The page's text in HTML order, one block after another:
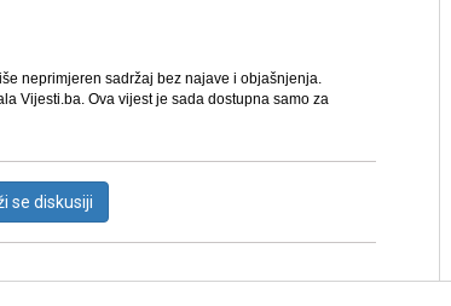
neprimjeren sadržaj bez najave i objašnjenja.
Vijesti.ba. Ova vijest je sada dostupna samo za
se diskusiji